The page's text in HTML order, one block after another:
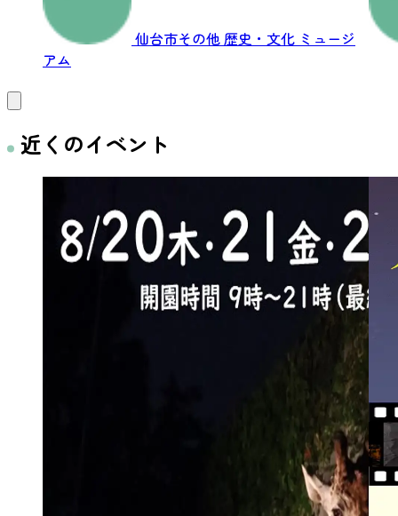
仙台市その他 歴史・文化 ミュージ
アム
近くのイベント